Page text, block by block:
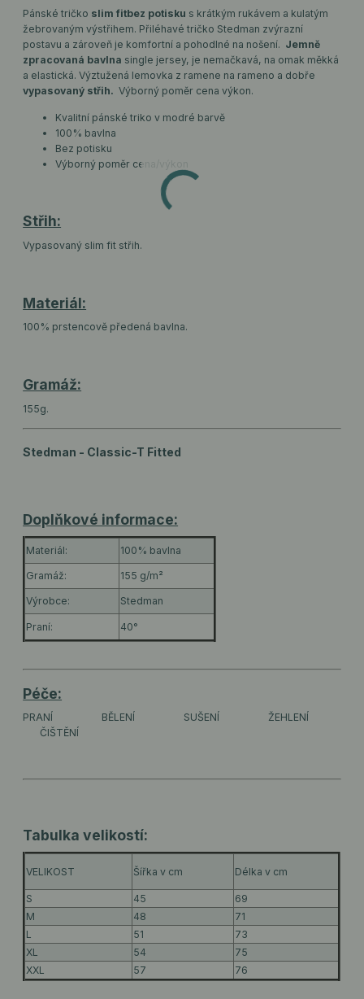
Pánské tričko slim fitbez potisku s krátkým rukávem a kulatým
žebrovaným výstřihem. Přiléhavé tričko Stedman zvýrazní
postavu a zároveň je komfortní a pohodlné na nošení. Jemně
zpracovaná bavlna single jersey, je nemačkavá, na omak měkká
a elastická. Výztužená lemovka z ramene na rameno a dobře
vypasovaný střih. Výborný poměr cena výkon.
Kvalitní pánské triko v modré barvě
100% bavlna
Bez potisku
Výborný poměr cena/výkon
Střih:
Vypasovaný slim fit střih.
Materiál:
100% prstencově předená bavlna.
Gramáž:
155g.
Stedman - Classic-T Fitted
Doplňkové informace:
Materiál: 100% bavlna
Gramáž: 155 g/m²
Výrobce: Stedman
Praní: 40°
Péče:
PRANÍ BĚLENÍ SUŠENÍ
ŽEHLENÍ
ČIŠTĚNÍ
Tabulka velikostí:
VELIKOST Šířka v cm Délka v cm
S 45
69
M
48
71
L
51
73
XL
54
75
XXL
57 76